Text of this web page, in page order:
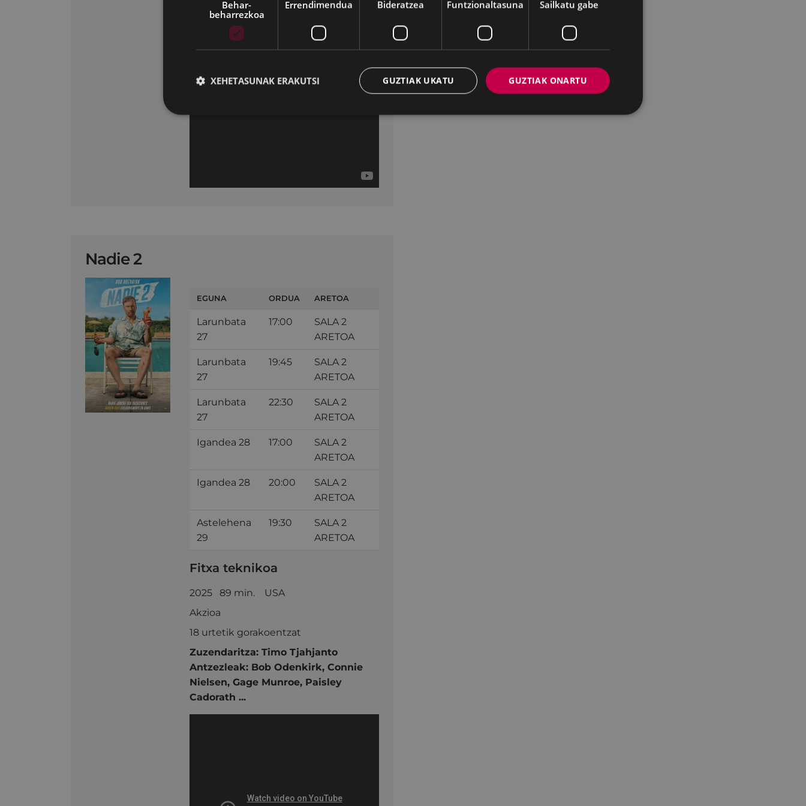
Nadie 2
EGUNA ORDUA ARETOA
Larunbata
27
17:00
SALA 2
ARETOA
Larunbata
27
19:45
SALA 2
ARETOA
Larunbata
27
22:30
SALA 2
ARETOA
Igandea 28 17:00
SALA 2
ARETOA
Igandea 28 20:00
SALA 2
ARETOA
Astelehena
29
19:30
SALA 2
ARETOA
Fitxa teknikoa
2025 89 min. USA
Akzioa
18 urtetik gorakoentzat
Zuzendaritza: Timo Tjahjanto
Antzezleak: Bob Odenkirk, Connie
Nielsen, Gage Munroe, Paisley
Cadorath ...
Behar-
beharrezkoa
Errendimendua Bideratzea Funtzionaltasuna Sailkatu gabe
GUZTIAK ONARTU
GUZTIAK UKATU
XEHETASUNAK ERAKUTSI